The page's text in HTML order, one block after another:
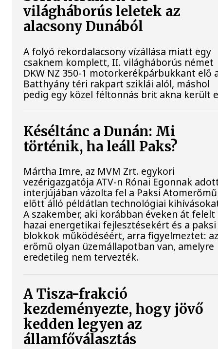
világháborús leletek az
alacsony Dunából
A folyó rekordalacsony vízállása miatt egy
csaknem komplett, II. világháborús német
DKW NZ 350-1 motorkerékpárbukkant elő
Batthyány téri rakpart sziklái alól, máshol
pedig egy közel féltonnás brit akna került
Késéltánc a Dunán: Mi
történik, ha leáll Paks?
Mártha Imre, az MVM Zrt. egykori
vezérigazgatója ATV-n Rónai Egonnak
interjújában vázolta fel a Paksi Atomerőmű
előtt álló példátlan technológiai
A szakember, aki korábban éveken át felelt
hazai energetikai fejlesztésekért és a paksi
blokkok működéséért, arra figyelmeztet:
erőmű olyan üzemállapotban van, amelyre
eredetileg nem tervezték.
A Tisza-frakció
kezdeményezte, hogy jövő
kedden legyen az
államfőválasztás